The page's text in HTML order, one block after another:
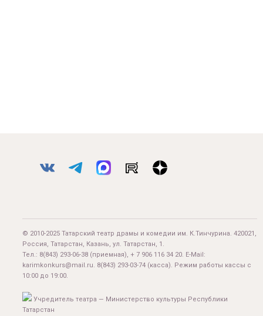
© 2010-2025 Татарский театр драмы и комедии им. К.Тинчурина. 420021,
Россия, Татарстан, Казань, ул. Татарстан, 1.
Тел.: 8(843) 293-06-38 (приемная), + 7 906 116 34 20. E-Mail:
karimkonkurs@mail.ru. 8(843) 293-03-74 (касса). Режим работы кассы с
10:00 до 19:00.
Учредитель театра — Министерство культуры Республики
Татарстан